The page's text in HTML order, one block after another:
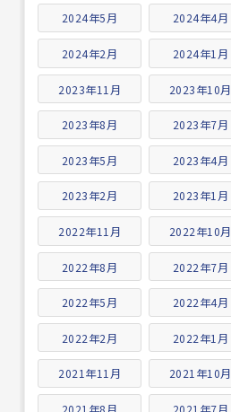
2024年5月 2024年4月
2024年2月 2024年1月
2023年11月 2023年10月
2023年8月 2023年7月
2023年5月 2023年4月
2023年2月 2023年1月
2022年11月 2022年10月
2022年8月 2022年7月
2022年5月 2022年4月
2022年2月 2022年1月
2021年11月 2021年10月
2021年8月 2021年7月